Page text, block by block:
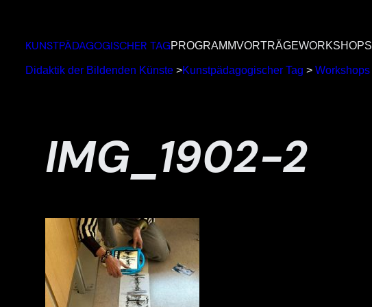
springen
KUNSTPÄDAGOGISCHER TAGPROGRAMMVORTRÄGEWORKSHOPS
Didaktik der Bildenden Künste >Kunstpädagogischer Tag > Workshops
IMG_1902-2